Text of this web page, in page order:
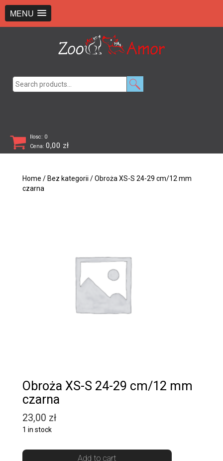
MENU
Ilosc: 0
Cena: 0,00 zł
Home / Bez kategorii / Obroża XS-S 24-29 cm/12 mm
czarna
Obroża XS-S 24-29 cm/12 mm
czarna
23,00 zł
1 in stock
Add to cart